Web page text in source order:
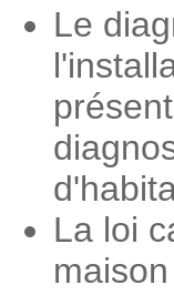
Le
La loi